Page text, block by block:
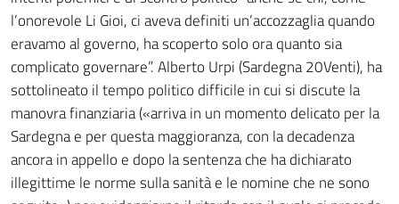
l’onorevole Li Gioi, ci aveva definiti un’accozzaglia quando
eravamo al governo, ha scoperto solo ora quanto sia
complicato governare”. Alberto Urpi (Sardegna 20Venti), ha
sottolineato il tempo politico difficile in cui si discute la
manovra finanziaria («arriva in un momento delicato per la
Sardegna e per questa maggioranza, con la decadenza
ancora in appello e dopo la sentenza che ha dichiarato
illegittime le norme sulla sanità e le nomine che ne sono